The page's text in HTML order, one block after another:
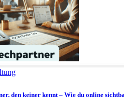
den keiner kennt – Wie du online